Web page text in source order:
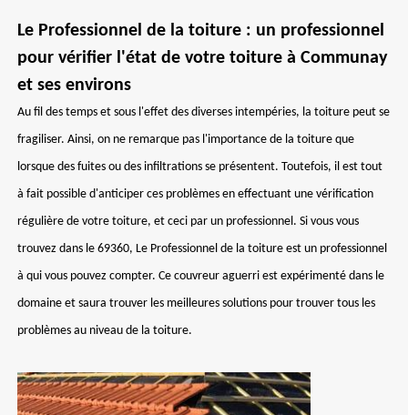
Le Professionnel de la toiture : un professionnel
pour vérifier l'état de votre toiture à Communay
et ses environs
Au fil des temps et sous l'effet des diverses intempéries, la toiture peut se
fragiliser. Ainsi, on ne remarque pas l'importance de la toiture que
lorsque des fuites ou des infiltrations se présentent. Toutefois, il est tout
à fait possible d'anticiper ces problèmes en effectuant une vérification
régulière de votre toiture, et ceci par un professionnel. Si vous vous
trouvez dans le 69360, Le Professionnel de la toiture est un professionnel
à qui vous pouvez compter. Ce couvreur aguerri est expérimenté dans le
domaine et saura trouver les meilleures solutions pour trouver tous les
problèmes au niveau de la toiture.